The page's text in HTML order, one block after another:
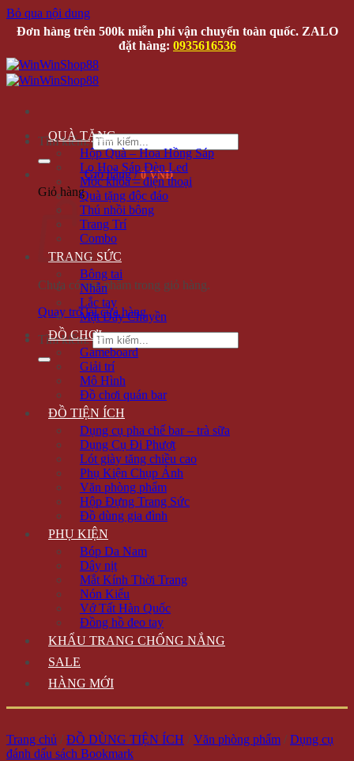
Bỏ qua nội dung
Đơn hàng trên 500k miễn phí vận chuyển toàn quốc. ZALO
đặt hàng: 0935616536
Tìm kiếm:
Giỏ hàng /0 VNĐ
Giỏ hàng
Chưa có sản phẩm trong giỏ hàng.
Quay trở lại cửa hàng
Tìm kiếm:
QUÀ TẶNG
Hộp Quà – Hoa Hồng Sáp
Lọ Hoa Sáp Đèn Led
Móc khóa – điện thoại
Quà tặng độc đáo
Thú nhồi bông
Trang Trí
Combo
TRANG SỨC
Bông tai
Nhẫn
Lắc tay
Mặt Dây Chuyền
ĐỒ CHƠI
Gameboard
Giải trí
Mô Hình
Đồ chơi quán bar
ĐỒ TIỆN ÍCH
Dụng cụ pha chế bar – trà sữa
Dụng Cụ Đi Phượt
Lót giày tăng chiều cao
Phụ Kiện Chụp Ảnh
Văn phòng phẩm
Hộp Đựng Trang Sức
Đồ dùng gia đình
PHỤ KIỆN
Bóp Da Nam
Dây nịt
Mắt Kính Thời Trang
Nón Kiểu
Vớ Tất Hàn Quốc
Đồng hồ đeo tay
KHẨU TRANG CHỐNG NẮNG
SALE
HÀNG MỚI
Trang chủ / ĐỒ DÙNG TIỆN ÍCH / Văn phòng phẩm / Dụng cụ
đánh dấu sách Bookmark